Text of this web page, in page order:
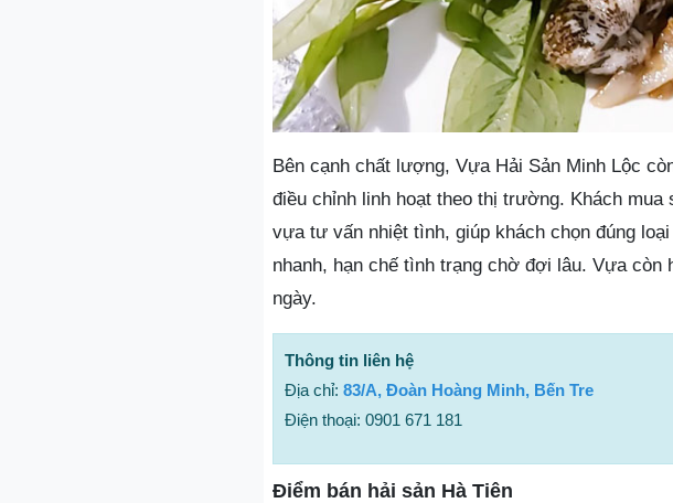
Bên cạnh chất lượng, Vựa Hải Sản Minh Lộc
điều chỉnh linh hoạt theo thị trường. Khách
vựa tư vấn nhiệt tình, giúp khách chọn đúng
nhanh, hạn chế tình trạng chờ đợi lâu. Vựa còn
ngày.
Thông tin liên hệ
Địa chỉ: 83/A, Đoàn Hoàng Minh, Bến Tre
Điện thoại: 0901 671 181
Điểm bán hải sản Hà Tiên